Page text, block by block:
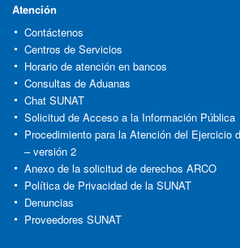
Atención
Contáctenos
Centros de Servicios
Horario de atención en bancos
Consultas de Aduanas
Chat SUNAT
Solicitud de Acceso a la Información Pública
Procedimiento para la Atención del Ejercicio
– versión 2
Anexo de la solicitud de derechos ARCO
Política de Privacidad de la SUNAT
Denuncias
Proveedores SUNAT